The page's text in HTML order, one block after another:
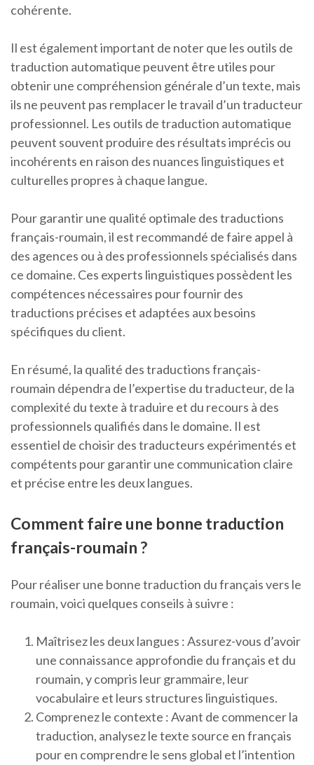
cohérente.
Il est également important de noter que les outils de
traduction automatique peuvent être utiles pour
obtenir une compréhension générale d’un texte, mais
ils ne peuvent pas remplacer le travail d’un traducteur
professionnel. Les outils de traduction automatique
peuvent souvent produire des résultats imprécis ou
incohérents en raison des nuances linguistiques et
culturelles propres à chaque langue.
Pour garantir une qualité optimale des traductions
français-roumain, il est recommandé de faire appel à
des agences ou à des professionnels spécialisés dans
ce domaine. Ces experts linguistiques possèdent les
compétences nécessaires pour fournir des
traductions précises et adaptées aux besoins
spécifiques du client.
En résumé, la qualité des traductions français-
roumain dépendra de l’expertise du traducteur, de la
complexité du texte à traduire et du recours à des
professionnels qualifiés dans le domaine. Il est
essentiel de choisir des traducteurs expérimentés et
compétents pour garantir une communication claire
et précise entre les deux langues.
Comment faire une bonne traduction
français-roumain ?
Pour réaliser une bonne traduction du français vers le
roumain, voici quelques conseils à suivre :
Maîtrisez les deux langues : Assurez-vous d’avoir
une connaissance approfondie du français et du
roumain, y compris leur grammaire, leur
vocabulaire et leurs structures linguistiques.
Comprenez le contexte : Avant de commencer la
traduction, analysez le texte source en français
pour en comprendre le sens global et l’intention